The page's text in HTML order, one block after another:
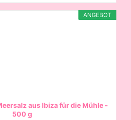
ANGEBOT
aus Ibiza für die Mühle -
500 g